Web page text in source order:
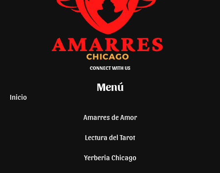
CONNECT WITH US
Menú
Inicio
Amarres de Amor
Lectura del Tarot
Yerberia Chicago